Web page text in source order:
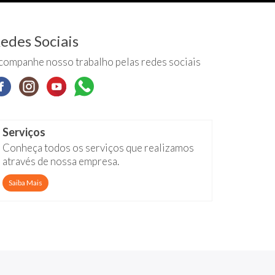
Sociais
nosso trabalho pelas redes sociais
Serviços
Conheça todos os serviços que realizamos
através de nossa empresa.
Saiba Mais